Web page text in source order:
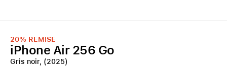
20% REMISE
iPhone Air 256 Go
Gris noir, (2025)